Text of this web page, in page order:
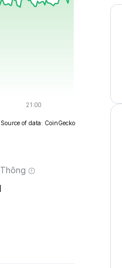
Source of data: CoinGecko